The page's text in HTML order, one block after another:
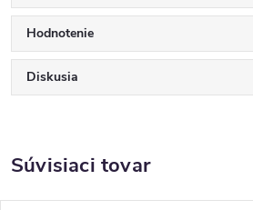
Hodnotenie
Diskusia
Súvisiaci tovar